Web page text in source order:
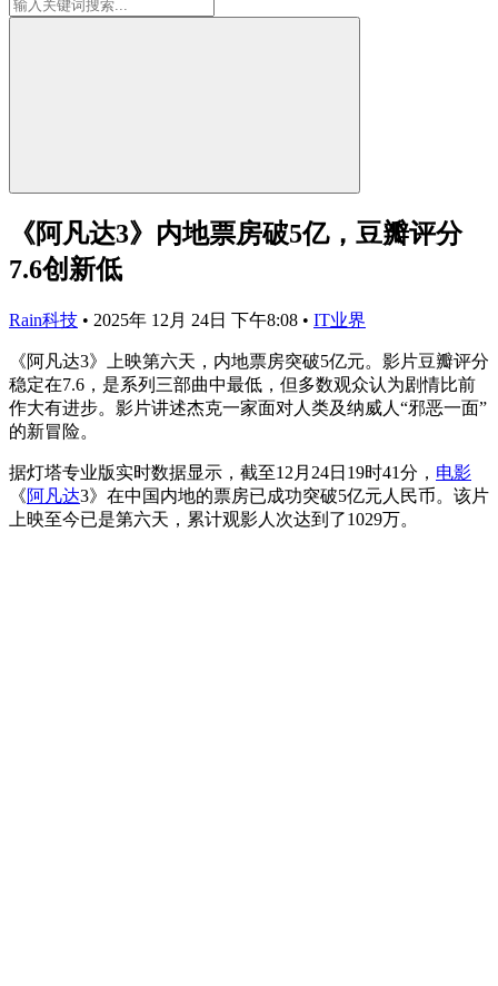
《阿凡达3》内地票房破5亿，豆瓣评分
7.6创新低
Rain科技 • 2025年 12月 24日 下午8:08 • IT业界
《阿凡达3》上映第六天，内地票房突破5亿元。影片豆瓣评分
稳定在7.6，是系列三部曲中最低，但多数观众认为剧情比前
作大有进步。影片讲述杰克一家面对人类及纳威人“邪恶一面”
的新冒险。
据灯塔专业版实时数据显示，截至12月24日19时41分， 电影
《阿凡达3》在中国内地的票房已成功突破5亿元人民币。该片
上映至今已是第六天，累计观影人次达到了1029万。